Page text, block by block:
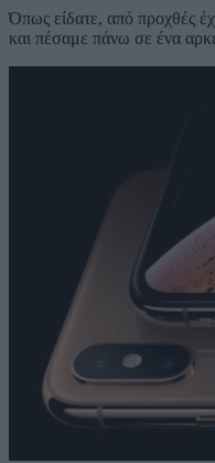
Όπως είδατε, από προχθές
και πέσαμε πάνω σε ένα